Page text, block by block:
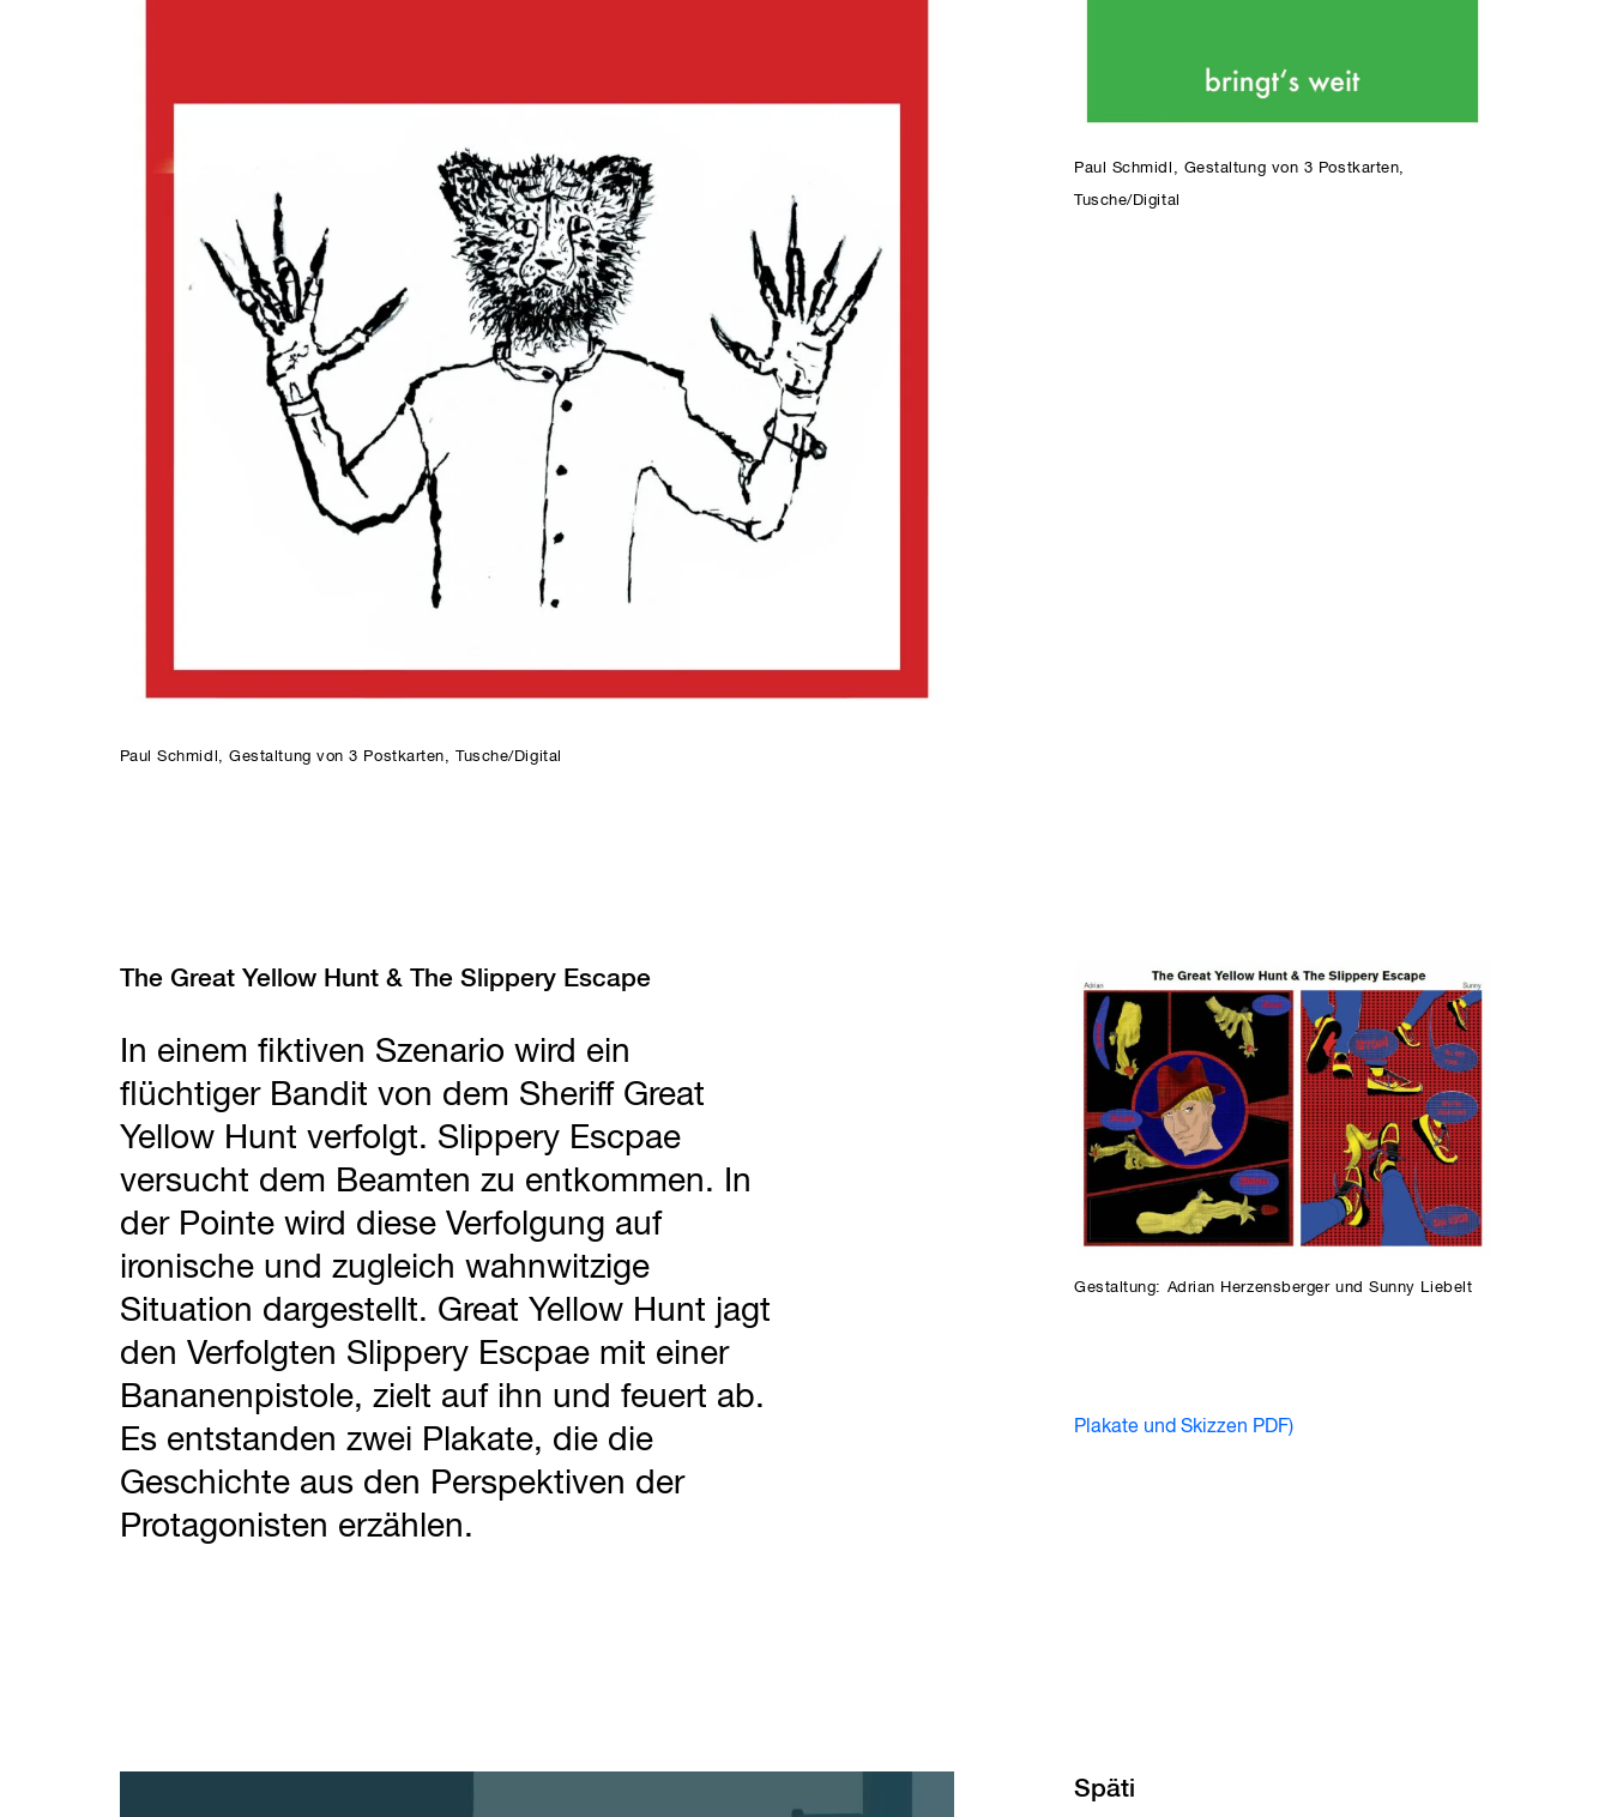
Paul Schmidl, Gestaltung von 3 Postkarten, Tusche/Digital
Paul Schmidl, Gestaltung von 3 Postkarten,
Tusche/Digital
The Great Yellow Hunt & The Slippery Escape
In einem fiktiven Szenario wird ein
flüchtiger Bandit von dem Sheriff Great
Yellow Hunt verfolgt. Slippery Escpae
versucht dem Beamten zu entkommen. In
der Pointe wird diese Verfolgung auf
ironische und zugleich wahnwitzige
Situation dargestellt. Great Yellow Hunt jagt
den Verfolgten Slippery Escpae mit einer
Bananenpistole, zielt auf ihn und feuert ab.
Es entstanden zwei Plakate, die die
Geschichte aus den Perspektiven der
Protagonisten erzählen.
Gestaltung: Adrian Herzensberger und Sunny Liebelt
Plakate und Skizzen PDF)
Späti